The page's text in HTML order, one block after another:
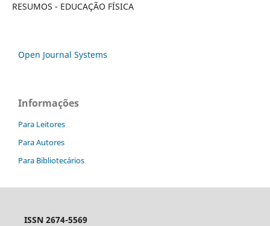
RESUMOS - EDUCAÇÃO FÍSICA
Open Journal Systems
Informações
Para Leitores
Para Autores
Para Bibliotecários
ISSN 2674-5569